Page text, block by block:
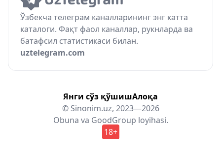
Ўзбекча телеграм каналларининг энг катта
каталоги. Фақт фаол каналлар, рукнларда ва
батафсил статистикаси билан.
uztelegram.com
Янги сўз қўшишАлоқа
© Sinonim.uz, 2023—2026
Obuna va GoodGroup loyihasi.
18+